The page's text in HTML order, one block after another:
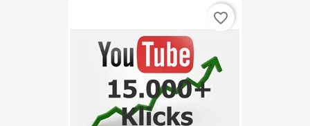
favorite_border